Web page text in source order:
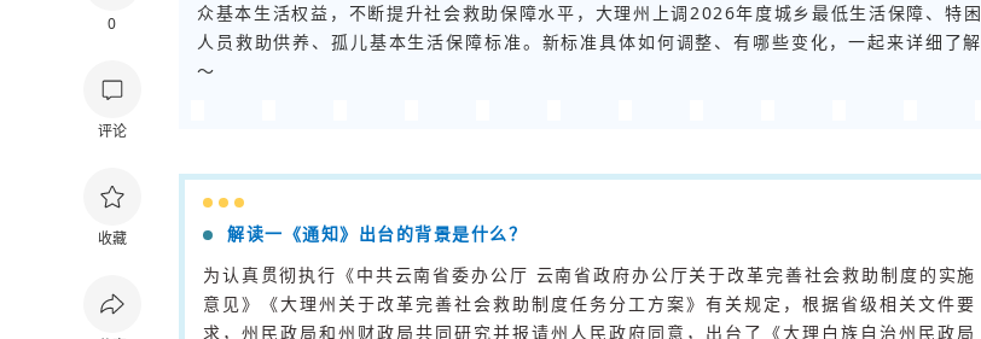
0
评论
收藏
众基本生活权益，不断提升社会救助保障水平，大理州上调2026年度城乡最低生活保障、特困
人员救助供养、孤儿基本生活保障标准。新标准具体如何调整、有哪些变化，一起来详细了解
～
解读一《通知》出台的背景是什么？
为认真贯彻执行《中共云南省委办公厅 云南省政府办公厅关于改革完善社会救助制度的实施
意见》《大理州关于改革完善社会救助制度任务分工方案》有关规定，根据省级相关文件要
求，州民政局和州财政局共同研究并报请州人民政府同意，出台了《大理白族自治州民政局